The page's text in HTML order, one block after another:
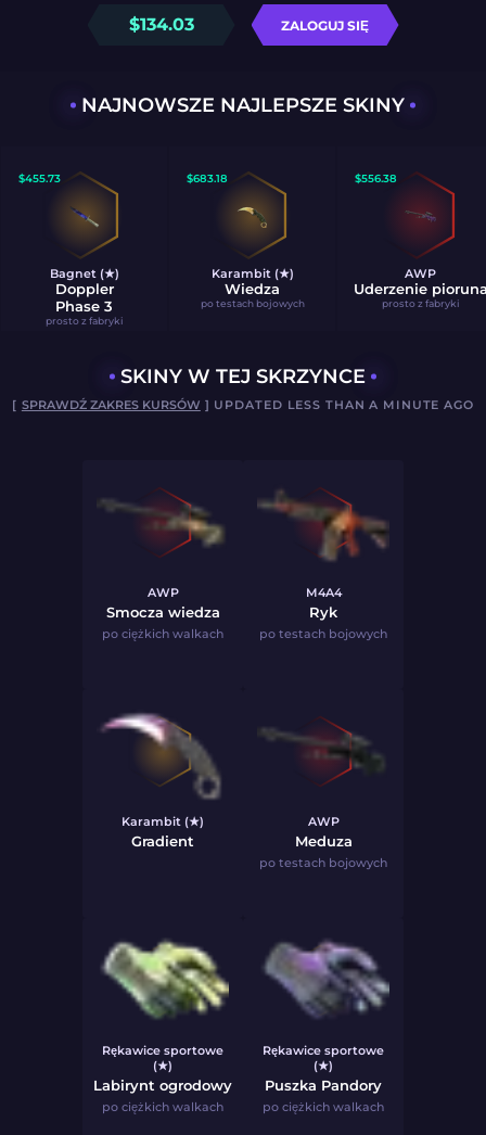
$134.03 ZALOGUJ SIĘ
NAJNOWSZE NAJLEPSZE SKINY
$455.73
Bagnet (★)
Doppler
Phase 3
prosto z fabryki
$683.18
Karambit (★)
Wiedza
po testach bojowych
$556.38
AWP
Uderzenie
prosto z fabryki
SKINY W TEJ SKRZYNCE
[ SPRAWDŹ ZAKRES KURSÓW ] UPDATED LESS THAN A MINUTE AGO
AWP
Smocza wiedza
po ciężkich walkach
M4A4
Ryk
po testach bojowych
Karambit (★)
Gradient
AWP
Meduza
po testach bojowych
Rękawice sportowe
(★)
Labirynt ogrodowy
po ciężkich walkach
Rękawice sportowe
(★)
Puszka Pandory
po ciężkich walkach